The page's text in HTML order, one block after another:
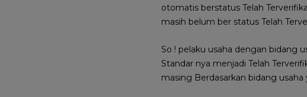
otomatis berstatus Telah
masih belum ber status Telah
So ! pelaku usaha dengan bidang
Standar nya menjadi Telah
masing Berdasarkan bidang